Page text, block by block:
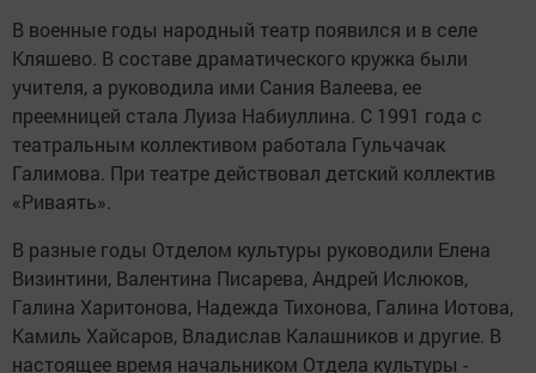
В военные годы народный театр появился и в селе
Кляшево. В составе драматического кружка были
учителя, а руководила ими Сания Валеева, ее
преемницей стала Луиза Набиуллина. С 1991 года с
театральным коллективом работала Гульчачак
Галимова. При театре действовал детский ­коллектив
«Риваять».
В разные годы Отделом культуры руководили Елена
Визинтини, Валентина Писарева, Андрей Ислюков,
Галина Харитонова, Надежда Тихонова, Галина Иотова,
Камиль Хайсаров, Владислав Калашников и другие. В
настоящее время начальником Отдела культуры ­